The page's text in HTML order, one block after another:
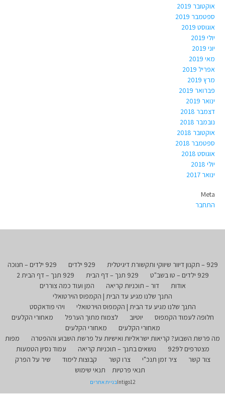
אוקטובר 2019
ספטמבר 2019
אוגוסט 2019
יולי 2019
יוני 2019
מאי 2019
אפריל 2019
מרץ 2019
פברואר 2019
ינואר 2019
דצמבר 2018
נובמבר 2018
אוקטובר 2018
ספטמבר 2018
אוגוסט 2018
יולי 2018
ינואר 2017
Meta
התחבר
929 – תקנון דיוור שיווקי ותקשורת דיגיטלית 929 ילדים
929 ילדים – חנוכה
929 ילדים – טו בשב"ט
929 תנך – דף הבית
929 תנך – דף הבית 2
אודות
דור – תוכניות קריאה
המן ועוד כמה צוררים
התנך שלנו מגיע עד הבית | הקמפוס הוירטואלי
התנך שלנו מגיע עד הבית | הקמפוס הוירטואלי
ויהי פודאקסט
חלופה לעמוד הקמפוס
יוטיוב לצמוח מתוך הערפל
מאחורי הקלעים
מאחורי הקלעים
מאחורי הקלעים
מה פרשת השבוע? קריאות ישראליות ואישיות על פרשת השבוע וההפטרה
מפות
מצטרפים ל929
נושאים בתנך – תוכניות קריאה
עמוד נסיון הטמעות
צור קשר
ציר זמן תנכ"י צרו קשר קבוצות לימוד
שיר על הפרק
תנאי פרטיות
תנאי שימוש
Intigo12בניית אתרים